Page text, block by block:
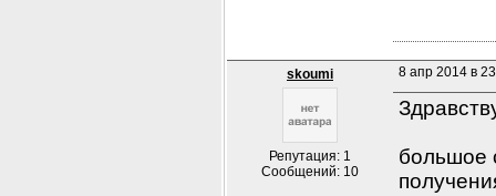
skoumi
Репутация: 1
Сообщений: 10
8 апр 2014 в
большое